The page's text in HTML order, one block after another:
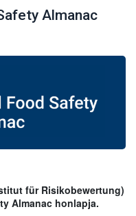
Almanac
für Risikobewertung)
Almanac honlapja.